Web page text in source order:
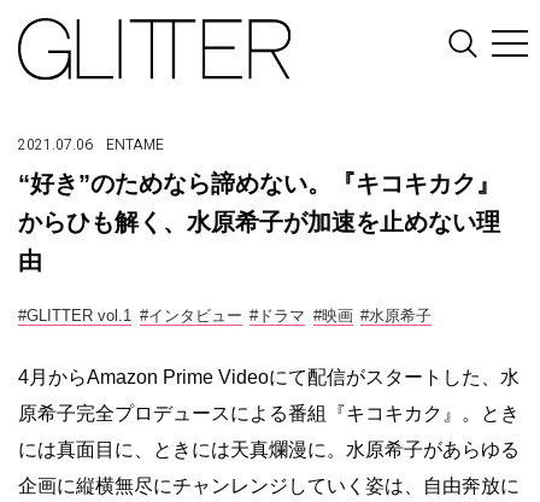
2021.07.06 ENTAME
“好き”のためなら諦めない。『キコキカク』
からひも解く、水原希子が加速を止めない理
由
#GLITTER vol.1 #インタビュー #ドラマ #映画 #水原希子
4月からAmazon Prime Videoにて配信がスタートした、水
原希子完全プロデュースによる番組『キコキカク』。とき
には真面目に、ときには天真爛漫に。水原希子があらゆる
企画に縦横無尽にチャンレンジしていく姿は、自由奔放に